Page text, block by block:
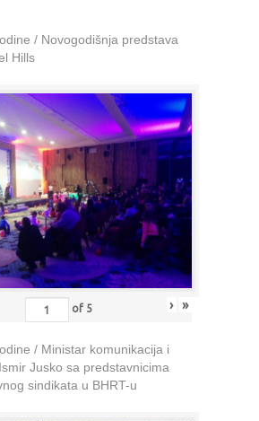
/ Novogodišnja predstava
Hills
of 5 › »
/ Ministar komunikacija i
Jusko sa predstavnicima
sindikata u BHRT-u